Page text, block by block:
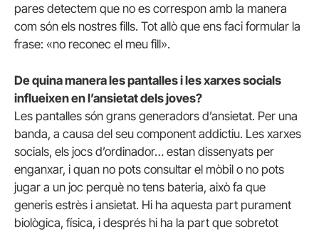
pares detectem que no es correspon amb la manera
com són els nostres fills. Tot allò que ens faci formular la
frase: «no reconec el meu fill».
De quina manera les pantalles i les xarxes socials
influeixen en l’ansietat dels joves?
Les pantalles són grans generadors d’ansietat. Per una
banda, a causa del seu component addictiu. Les xarxes
socials, els jocs d’ordinador… estan dissenyats per
enganxar, i quan no pots consultar el mòbil o no pots
jugar a un joc perquè no tens bateria, això fa que
generis estrès i ansietat. Hi ha aquesta part purament
biològica, física, i després hi ha la part que sobretot